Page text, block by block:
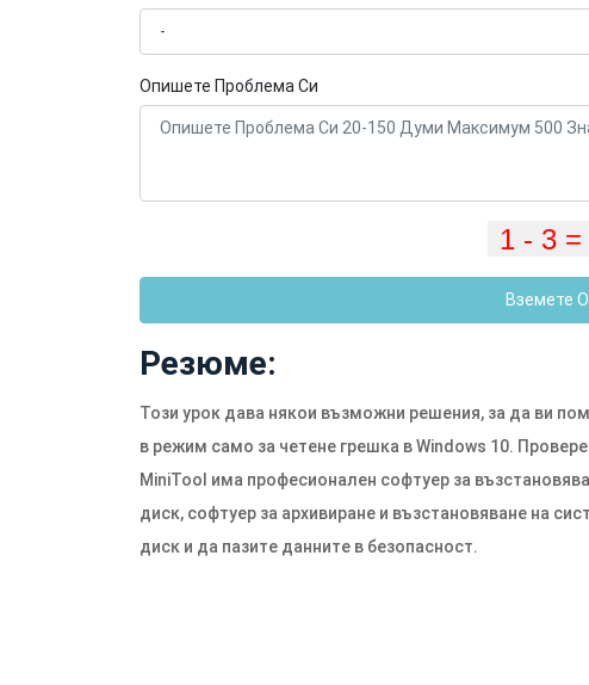
Опишете Проблема Си
Вземете
Резюме:
Този урок дава някои възможни решения, за да ви
в режим само за четене грешка в Windows 10.
MiniTool има професионален софтуер за
диск, софтуер за архивиране и възстановяване на
диск и да пазите данните в безопасност.